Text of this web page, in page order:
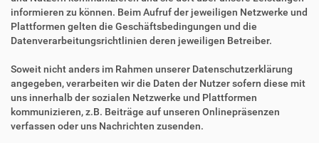
informieren zu können. Beim Aufruf der jeweiligen Netzwerke und
Plattformen gelten die Geschäftsbedingungen und die
Datenverarbeitungsrichtlinien deren jeweiligen Betreiber.
Soweit nicht anders im Rahmen unserer Datenschutzerklärung
angegeben, verarbeiten wir die Daten der Nutzer sofern diese mit
uns innerhalb der sozialen Netzwerke und Plattformen
kommunizieren, z.B. Beiträge auf unseren Onlinepräsenzen
verfassen oder uns Nachrichten zusenden.